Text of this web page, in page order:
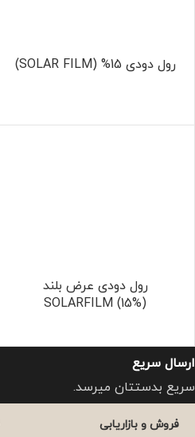
رول دودی 15% (SOLAR FILM)
رول دودی عرض بلند
SOLARFILM (15%)
ارسال سریع
سریع بدستتان میرسد.
فروش و بازاریابی